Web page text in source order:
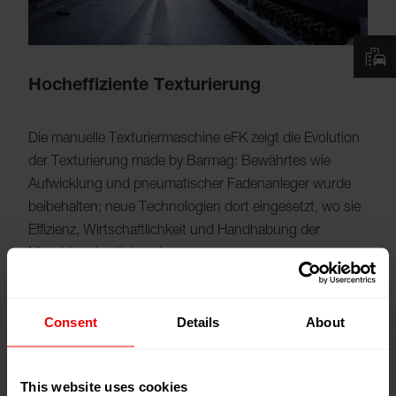
Consent Details About
This website uses cookies
Hocheffiziente Texturierung
Die manuelle Texturiermaschine eFK zeigt die Evolution
der Texturierung made by Barmag: Bewährtes wie
Aufwicklung und pneumatischer Fadenanleger wurde
beibehalten; neue Technologien dort eingesetzt, wo sie
Effizienz, Wirtschaftlichkeit und Handhabung der